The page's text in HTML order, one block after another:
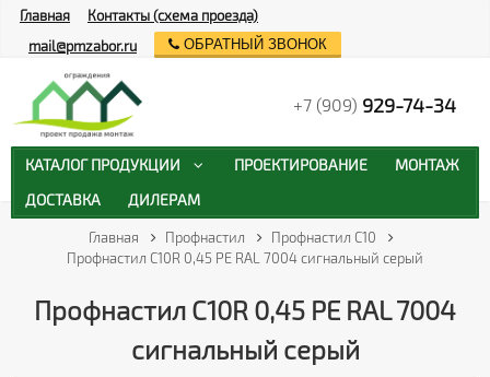
Главная Профнастил
Профнастил С10
Профнастил С10R 0,45 PE RAL 7004 сигнальный серый
Профнастил С10R 0,45 PE RAL 7004
сигнальный серый
Главная
Контакты (схема проезда)
mail@pmzabor.ru
ОБРАТНЫЙ ЗВОНОК
+7 (909) 929-74-34
КАТАЛОГ ПРОДУКЦИИ ПРОЕКТИРОВАНИЕ
МОНТАЖ
ДОСТАВКА
ДИЛЕРАМ